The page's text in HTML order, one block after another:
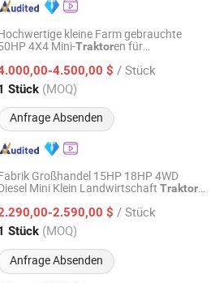
kleine Farm gebrauchte
4X4 Mini-Traktoren für
4.500,00 $ / Stück
Stück (MOQ)
Anfrage Absenden
(Qingdao) Co., LTD
Seit 2023
Großhandel 15HP 18HP 4WD
Mini Klein Landwirtschaft Traktor
2.590,00 $ / Stück
Stück (MOQ)
Anfrage Absenden
Co., Ltd.
Seit 2024